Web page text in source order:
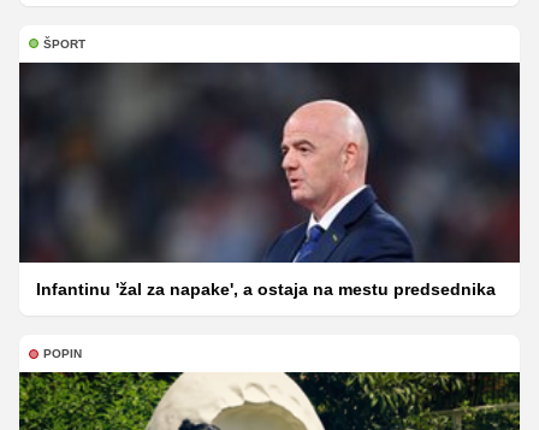
ŠPORT
Infantinu 'žal za napake', a ostaja na mestu predsednika
POPIN